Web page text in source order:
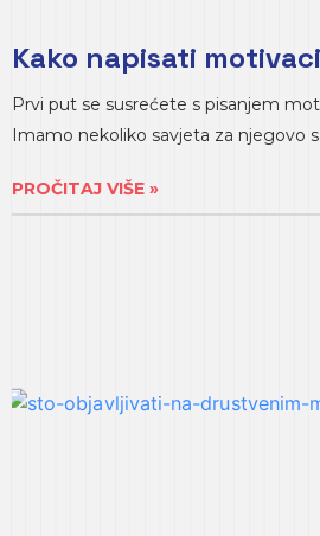
Kako napisati
Prvi put se susrećete s pisanjem
Imamo nekoliko savjeta za njegovo
PROČITAJ VIŠE »